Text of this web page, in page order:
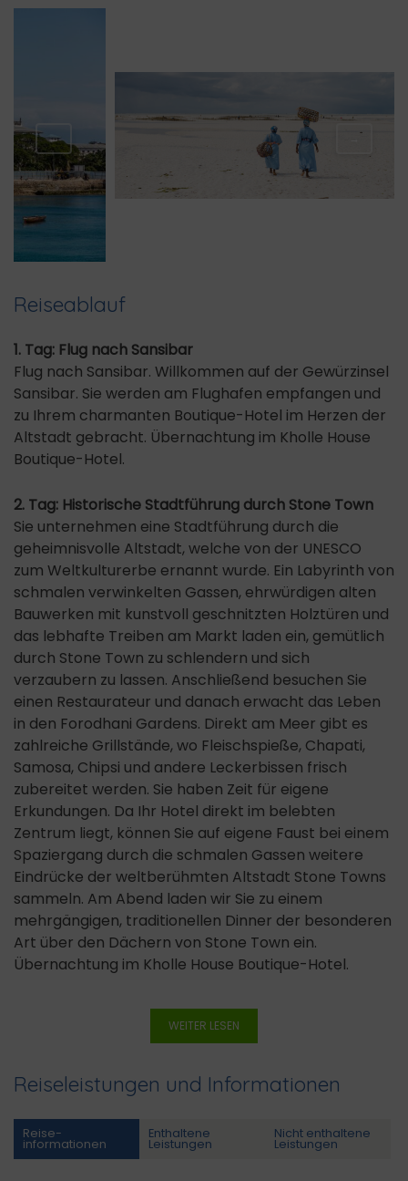
←
Reiseablauf
1. Tag: Flug nach Sansibar
Flug nach Sansibar. Willkommen auf der Gewürzinsel
Sansibar. Sie werden am Flughafen empfangen und
zu Ihrem charmanten Boutique-Hotel im Herzen der
Altstadt gebracht. Übernachtung im Kholle House
Boutique-Hotel.
2. Tag: Historische Stadtführung durch Stone Town
Sie unternehmen eine Stadtführung durch die
geheimnisvolle Altstadt, welche von der UNESCO
zum Weltkulturerbe ernannt wurde. Ein Labyrinth von
schmalen verwinkelten Gassen, ehrwürdigen alten
Bauwerken mit kunstvoll geschnitzten Holztüren und
das lebhafte Treiben am Markt laden ein, gemütlich
durch Stone Town zu schlendern und sich
verzaubern zu lassen. Anschließend besuchen Sie
einen Restaurateur und danach erwacht das Leben
in den Forodhani Gardens. Direkt am Meer gibt es
zahlreiche Grillstände, wo Fleischspieße, Chapati,
Samosa, Chipsi und andere Leckerbissen frisch
zubereitet werden. Sie haben Zeit für eigene
Erkundungen. Da Ihr Hotel direkt im belebten
Zentrum liegt, können Sie auf eigene Faust bei einem
Spaziergang durch die schmalen Gassen weitere
Eindrücke der weltberühmten Altstadt Stone Towns
sammeln. Am Abend laden wir Sie zu einem
mehrgängigen, traditionellen Dinner der besonderen
Art über den Dächern von Stone Town ein.
Übernachtung im Kholle House Boutique-Hotel.
WEITER LESEN
Reiseleistungen und Informationen
Reise­
informationen
Enthaltene
Leistungen
Nicht enthaltene
Leistungen